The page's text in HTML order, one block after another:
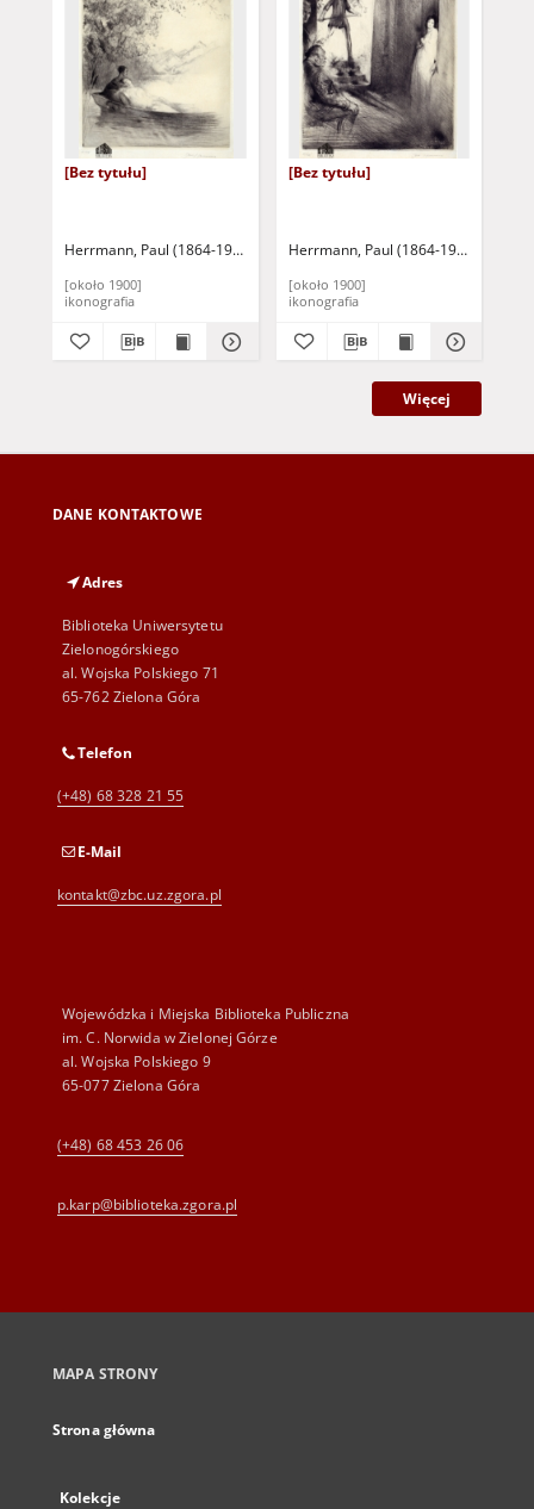
[Bez tytułu]
Herrmann, Paul (1864-1946)
[około 1900]
ikonografia
[Bez tytułu]
Herrmann, Paul (1864-1946)
[około 1900]
ikonografia
Więcej
DANE KONTAKTOWE
Adres
Biblioteka Uniwersytetu
Zielonogórskiego
al. Wojska Polskiego 71
65-762 Zielona Góra
Telefon
(+48) 68 328 21 55
E-Mail
kontakt@zbc.uz.zgora.pl
Wojewódzka i Miejska Biblioteka Publiczna
im. C. Norwida w Zielonej Górze
al. Wojska Polskiego 9
65-077 Zielona Góra
(+48) 68 453 26 06
p.karp@biblioteka.zgora.pl
MAPA STRONY
Strona główna
Kolekcje